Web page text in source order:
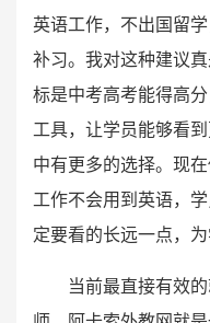
英语工作，不出国留
补习。我对这种建议
标是中考高考能得高
工具，让学员能够看
中有更多的选择。现
工作不会用到英语，
定要看的长远一点，为
当前最直接有效